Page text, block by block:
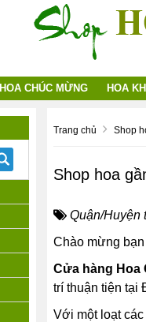
HOA CHÚC MỪNG HOA
Trang chủ Shop
Shop hoa
Quận/Huyện
Chào mừng
Cửa hàng Hoa
trí thuận tiện tại
Với một loạt